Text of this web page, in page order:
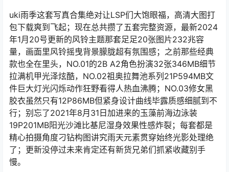
uki雨季这套写真合集绝对让LSP们大饱眼福，高清大图打
包下载爽到飞起；现在总共攒了五套完整资源，最新2024
年1月20号更新的风铃主题那套足足20张图片232兆容
量，画面里风铃摇曳背景朦胧超有氛围感；之前那些经典
款也全在里头，NO.01的2B A2角色扮演32张346MB细节
拉满机甲光泽炫酷，NO.02祖奥拉舞池系列21P594MB文
件巨大灯光闪烁动作狂野看得人热血沸腾；NO.03修女黑
胶衣虽然只有12P86MB但紧身设计曲线毕露质感细腻到不
行；别忘了2021年8月31日加进来的玉藻前海边泳装
19P201MB阳光沙滩比基尼湿身效果性感炸裂；每套都是
精心拍摄角度刁钻构图讲究雨天元素贯穿始终光影处理绝
了；更新没停过未来肯定还有新货兄弟们抓紧收藏别手
慢。